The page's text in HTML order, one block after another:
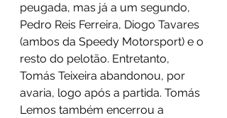
peugada, mas já a um segundo,
Pedro Reis Ferreira, Diogo Tavares
(ambos da Speedy Motorsport) e o
resto do pelotão. Entretanto,
Tomás Teixeira abandonou, por
avaria, logo após a partida. Tomás
Lemos também encerrou a